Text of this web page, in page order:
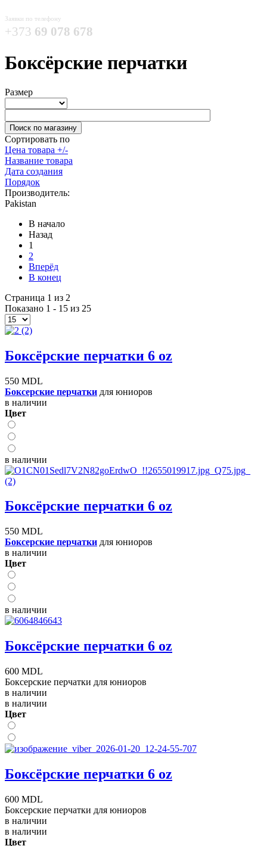
Заявки по телефону
+373 69 078 678
Боксёрские перчатки
Размер
Сортировать по
Цена товара +/-
Название товара
Дата создания
Порядок
Производитель:
Pakistan
В начало
Назад
1
2
Вперёд
В конец
Страница 1 из 2
Показано 1 - 15 из 25
Боксёрские перчатки 6 oz
550 MDL
Боксерские перчатки для юниоров
в наличии
Цвет
в наличии
Боксёрские перчатки 6 oz
550 MDL
Боксерские перчатки для юниоров
в наличии
Цвет
в наличии
Боксёрские перчатки 6 oz
600 MDL
Боксерские перчатки для юниоров
в наличии
в наличии
Цвет
Боксёрские перчатки 6 oz
600 MDL
Боксерские перчатки для юниоров
в наличии
в наличии
Цвет